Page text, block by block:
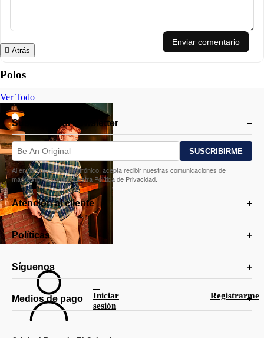
Atrás
Polos
Ver Todo
Iniciar
sesión
Registrarme
✔️ Quienes desean una prenda versátil, que combine tanto con jeans como
con pantalones de vestir, para un look casual o semiformal.Enviar comentario
Suscríbete al newsletter
Al enviar su correo electrónico, acepta recibir nuestras comunicaciones de
marketing. Consulte nuestra Política de Privacidad.
Atención al cliente
Políticas
Síguenos
Medios de pago